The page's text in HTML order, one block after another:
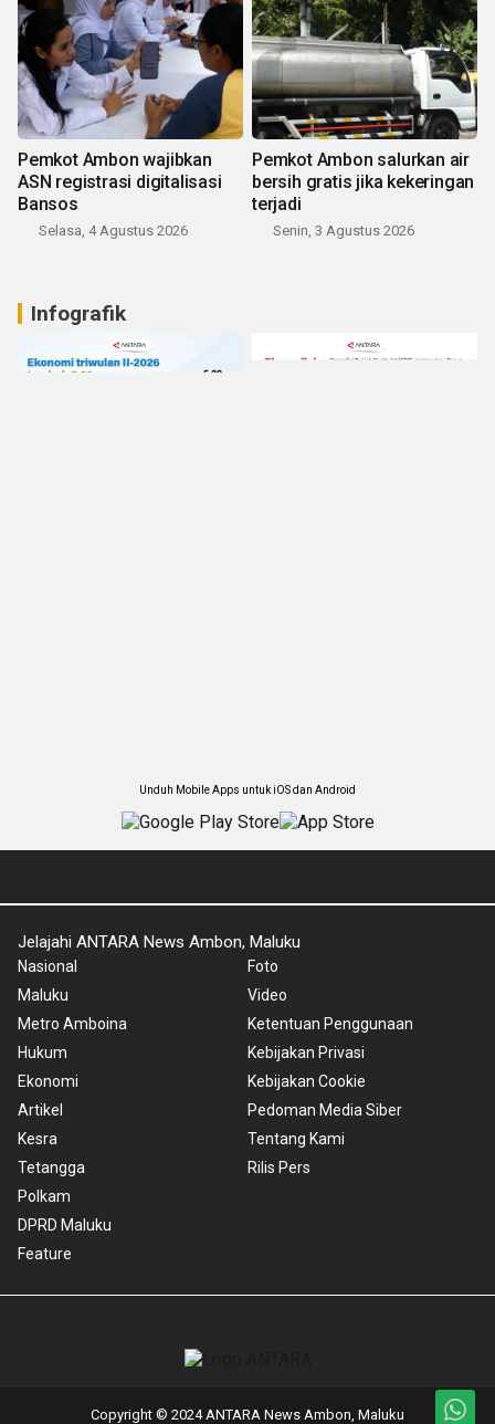
Pemkot Ambon wajibkan
ASN registrasi digitalisasi
Bansos
Selasa, 4 Agustus 2026
Pemkot Ambon salurkan air
bersih gratis jika kekeringan
terjadi
Senin, 3 Agustus 2026
Infografik
Unduh Mobile Apps untuk iOS dan Android
Jelajahi ANTARA News Ambon, Maluku
Nasional
Maluku
Metro Amboina
Hukum
Ekonomi
Artikel
Kesra
Tetangga
Polkam
DPRD Maluku
Feature
Foto
Video
Ketentuan Penggunaan
Kebijakan Privasi
Kebijakan Cookie
Pedoman Media Siber
Tentang Kami
Rilis Pers
Copyright © 2024 ANTARA News Ambon, Maluku